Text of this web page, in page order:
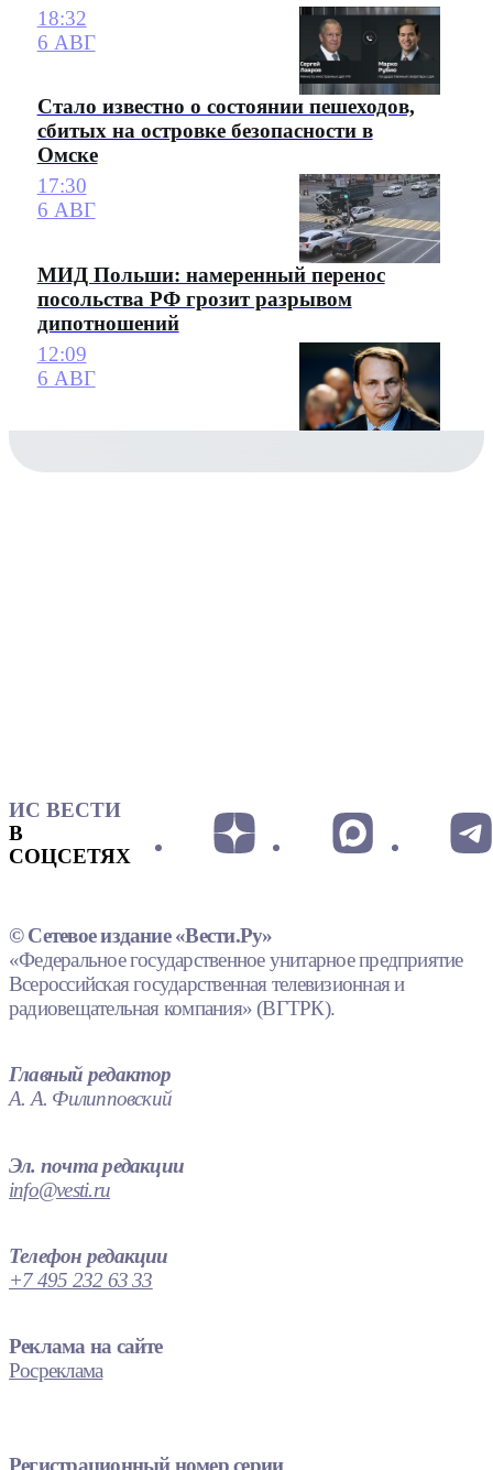
18:32
6 АВГ
Стало известно о состоянии пешеходов,
сбитых на островке безопасности в
Омске
17:30
6 АВГ
МИД Польши: намеренный перенос
посольства РФ грозит разрывом
дипотношений
12:09
6 АВГ
ИС ВЕСТИ
В
СОЦСЕТЯХ
© Сетевое издание «Вести.Ру»
«Федеральное государственное унитарное предприятие
Всероссийская государственная телевизионная и
радиовещательная компания» (ВГТРК).
Главный редактор
А. А. Филипповский
Эл. почта редакции
info@vesti.ru
Телефон редакции
+7 495 232 63 33
Реклама на сайте
Росреклама